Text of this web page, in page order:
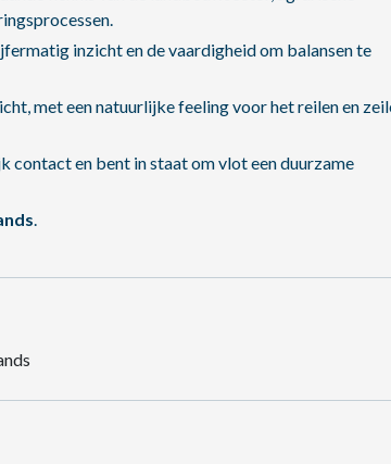
inzicht en de vaardigheid om balansen te
met een natuurlijke feeling voor het reilen en
contact en bent in staat om vlot een duurzame
.